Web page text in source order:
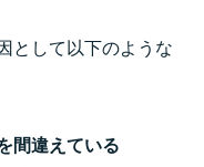
として以下のような
間違えている